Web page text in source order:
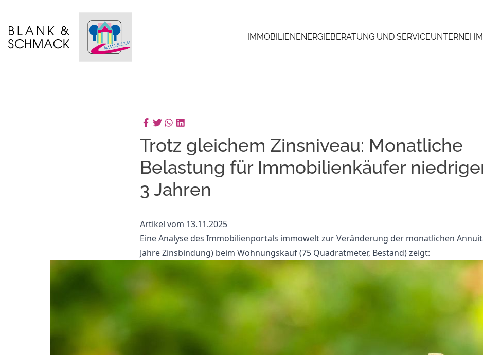
IMMOBILIENENERGIEBERATUNG UND SERVICE
Trotz gleichem Zinsniveau: Monatliche
Belastung für Immobilienkäufer
3 Jahren
Artikel vom 13.11.2025
Eine Analyse des Immobilienportals immowelt zur Veränderung der monatlichen
Jahre Zinsbindung) beim Wohnungskauf (75 Quadratmeter, Bestand) zeigt: